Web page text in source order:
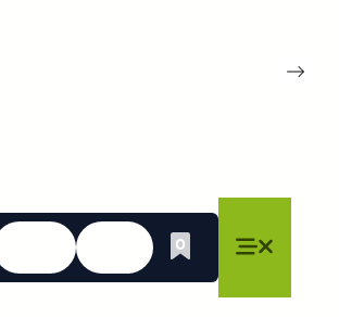
Toegankelijkheid
Menu sluiten
Zoek op
Menu sluiten
0
Whishlist